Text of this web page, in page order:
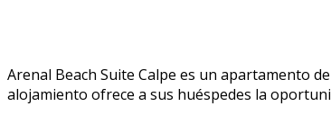
Arenal Beach Suite Calpe es un apartamento
alojamiento ofrece a sus huéspedes la